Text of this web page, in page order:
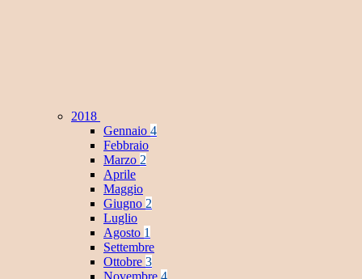
2018
Gennaio 4
Febbraio
Marzo 2
Aprile
Maggio
Giugno 2
Luglio
Agosto 1
Settembre
Ottobre 3